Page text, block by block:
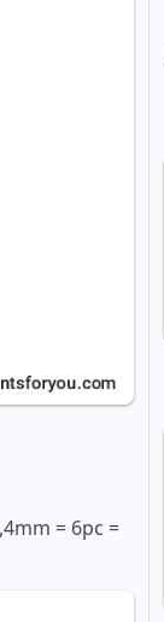
= 6pc =